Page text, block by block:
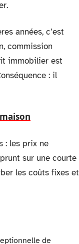
années, c’est
commission
immobilier est
: il
: les prix ne
sur une courte
les coûts fixes et
de